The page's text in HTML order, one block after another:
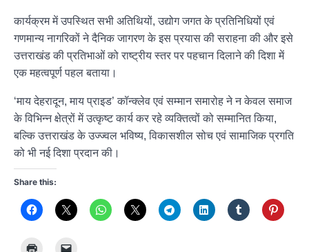
कार्यक्रम में उपस्थित सभी अतिथियों, उद्योग जगत के प्रतिनिधियों एवं
गणमान्य नागरिकों ने दैनिक जागरण के इस प्रयास की सराहना की और इसे
उत्तराखंड की प्रतिभाओं को राष्ट्रीय स्तर पर पहचान दिलाने की दिशा में
एक महत्वपूर्ण पहल बताया।
‘माय देहरादून, माय प्राइड’ कॉन्क्लेव एवं सम्मान समारोह ने न केवल समाज
के विभिन्न क्षेत्रों में उत्कृष्ट कार्य कर रहे व्यक्तित्वों को सम्मानित किया,
बल्कि उत्तराखंड के उज्ज्वल भविष्य, विकासशील सोच एवं सामाजिक प्रगति
को भी नई दिशा प्रदान की।
Share this: